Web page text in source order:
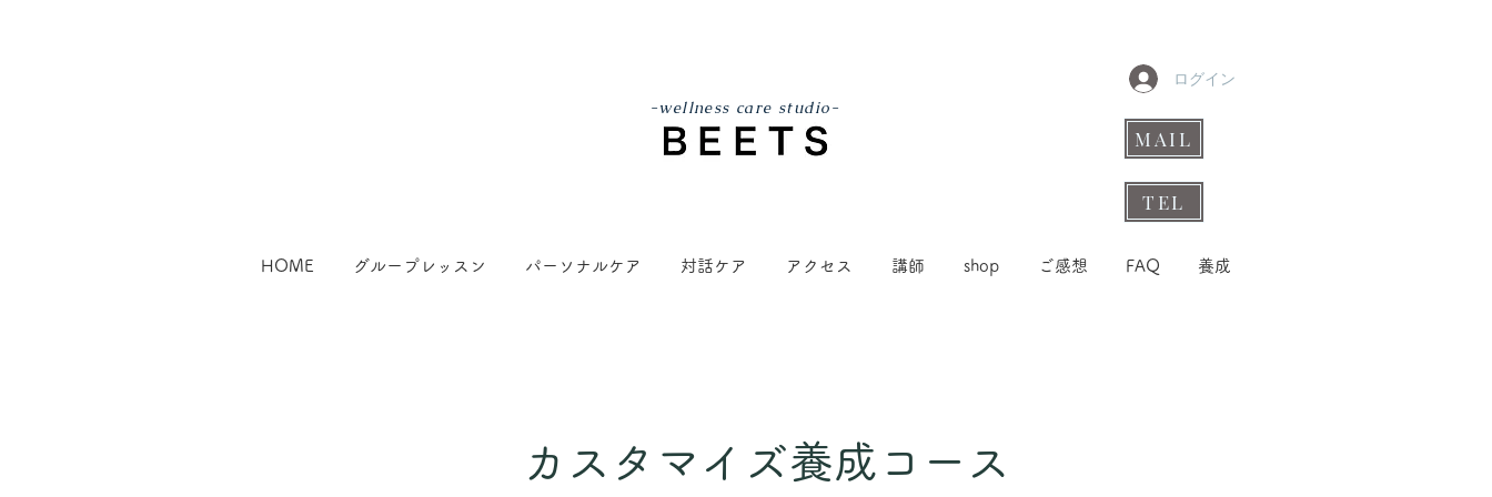
-wellness care studio-
ログイン
MAIL
TEL
HOME グループレッスン パーソナルケア 対話ケア アクセス 講師 shop ご感想 FAQ 養成
カスタマイズ養成コース